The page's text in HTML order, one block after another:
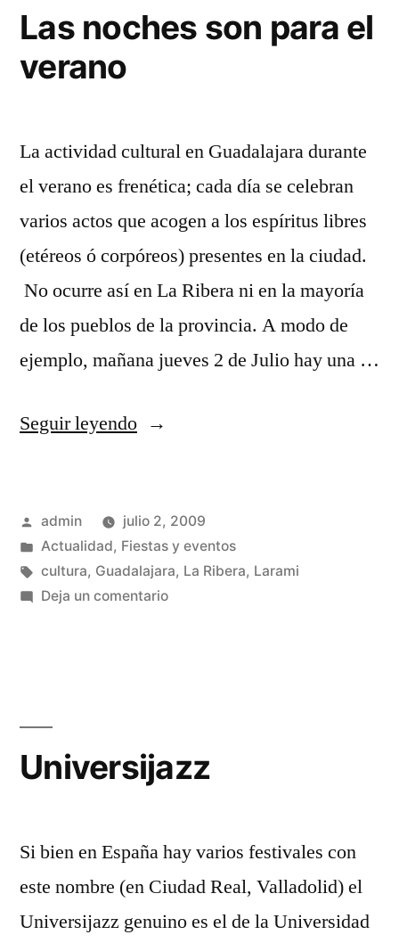
Mierla
Las noches son para el
verano
La actividad cultural en Guadalajara durante
el verano es frenética; cada día se celebran
varios actos que acogen a los espíritus libres
(etéreos ó corpóreos) presentes en la ciudad.
No ocurre así en La Ribera ni en la mayoría
de los pueblos de la provincia. A modo de
ejemplo, mañana jueves 2 de Julio hay una …
Seguir leyendo«Las
para
el
verano»
Publicado
por
admin
julio 2, 2009
Publicado
en
Actualidad, Fiestas y eventos
Etiquetas:
cultura, Guadalajara, La Ribera, Larami
Deja un comentarioen
Universijazz
Si bien en España hay varios festivales con
este nombre (en Ciudad Real, Valladolid) el
Universijazz genuino es el de la Universidad